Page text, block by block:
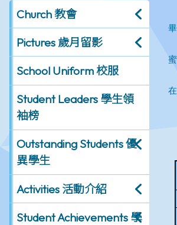
Church 教會
Pictures 歲月留影
School Uniform 校服
Student Leaders 學生領
袖榜
Outstanding Students 優
異學生
Activities 活動介紹
Student Achievements 學